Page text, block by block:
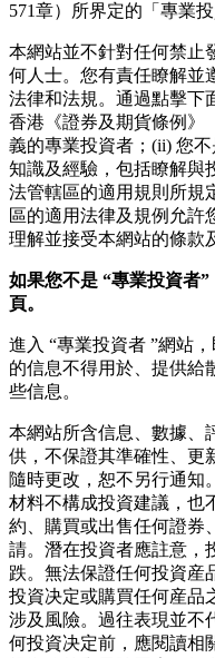
571章）所界定的「專業投
本網站並不針對任何禁止
何人士。您有責任瞭解並
法律和法規。通過點擊下
香港《證券及期貨條例》
義的專業投資者；(ii) 您
知識及經驗，包括瞭解與
法管轄區的適用規則所規
區的適用法律及規例允許
理解並接受本網站的條款
如果您不是 “專業投資者”
頁。
進入 “專業投資者 ”網站
的信息不得用於、提供給
些信息。
本網站所含信息、數據、
供，不保證其準確性、更
隨時更改，恕不另行通知
材料不構成投資建議，也
約、購買或出售任何證券
請。潛在投資者應註意，
跌。無法保證任何投資産
投資决定或購買任何産品
涉及風險。過往表現並不
何投資决定前，應閱讀相